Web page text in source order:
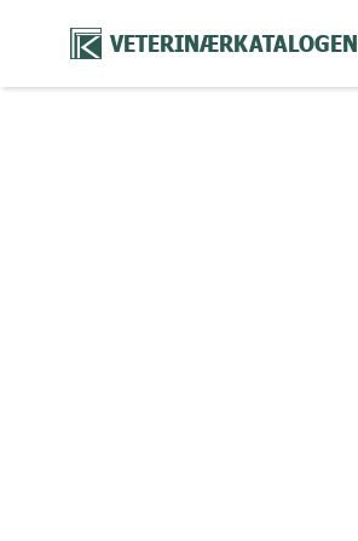
VETERINÆRKATALOGEN